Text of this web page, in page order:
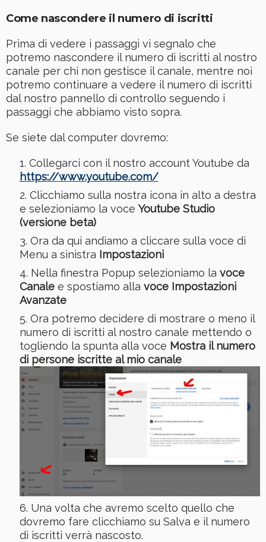
Come nascondere il numero di iscritti
Prima di vedere i passaggi vi segnalo che
potremo nascondere il numero di iscritti al nostro
canale per chi non gestisce il canale, mentre noi
potremo continuare a vedere il numero di iscritti
dal nostro pannello di controllo seguendo i
passaggi che abbiamo visto sopra.
Se siete dal computer dovremo:
Collegarci con il nostro account Youtube da
https://www.youtube.com/
Clicchiamo sulla nostra icona in alto a destra
e selezioniamo la voceYoutube Studio
(versione beta)
Ora da qui andiamo a cliccare sulla voce di
Menu a sinistra Impostazioni
Nella finestra Popup selezioniamo la voce
Canalee spostiamo alla voce Impostazioni
Avanzate
Ora potremo decidere di mostrare o meno il
numero di iscritti al nostro canale mettendo o
togliendo la spunta alla voce Mostra il numero
di persone iscritte al mio canale
Una volta che avremo scelto quello che
dovremo fare clicchiamo su Salva e il numero
di iscritti verrà nascosto.